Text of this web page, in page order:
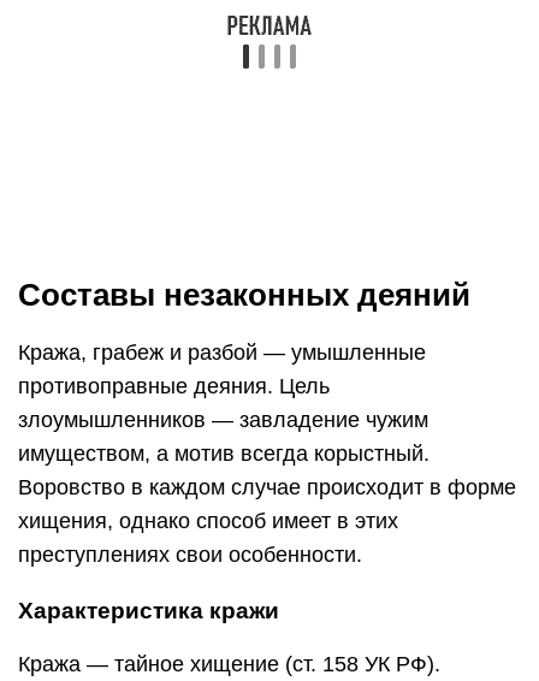
Составы незаконных деяний
Кража, грабеж и разбой — умышленные
противоправные деяния. Цель
злоумышленников — завладение чужим
имуществом, а мотив всегда корыстный.
Воровство в каждом случае происходит в форме
хищения, однако способ имеет в этих
преступлениях свои особенности.
Характеристика кражи
Кража — тайное хищение (ст. 158 УК РФ).